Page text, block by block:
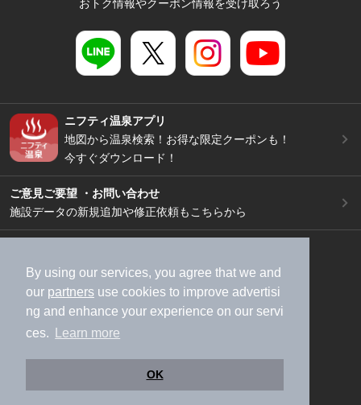
By using our services, you agree that we and
our partners use cookies to improve advertisi
ng and enhance your experience on our servi
ces.
Learn more
OK
おトク情報やクーポン情報を受け取ろう
ニフティ温泉アプリ
地図から温泉検索！お得な限定クーポンも！
今すぐダウンロード！
ご意見ご要望 ・お問い合わせ
施設データの新規追加や修正依頼もこちらから
加盟店募集（資料請求）
広告出稿のご案内
利用規約
ライフスタイルMEMBERS+規約
特定商取引法に基づく表記
ヘルプ
採用情報
運営会社